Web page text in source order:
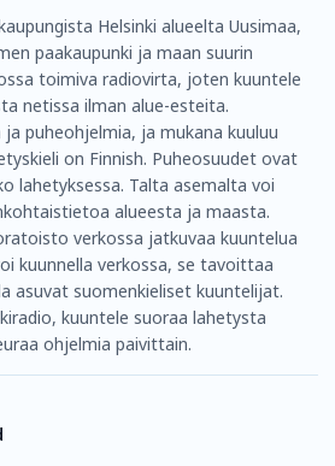
Helsinki alueelta Uusimaa,
paakaupunki ja maan suurin
toimiva radiovirta, joten kuuntele
netissa ilman alue-esteita.
puheohjelmia, ja mukana kuuluu
on Finnish. Puheosuudet ovat
lahetyksessa. Talta asemalta voi
alueesta ja maasta.
verkossa jatkuvaa kuuntelua
kuunnella verkossa, se tavoittaa
asuvat suomenkieliset kuuntelijat.
kuuntele suoraa lahetysta
ohjelmia paivittain.